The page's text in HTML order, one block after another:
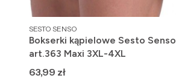
PRODUCENT
SESTO SENSO
Bokserki kąpielowe Sesto Senso
art.363 Maxi 3XL-4XL
Cena
63,99 zł